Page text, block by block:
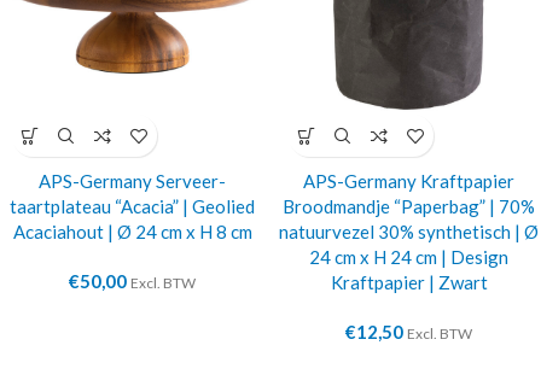
APS-Germany Serveer-
taartplateau “Acacia” | Geolied
Acaciahout | Ø 24 cm x H 8 cm
€50,00 Excl. BTW
APS-Germany Kraftpapier
Broodmandje “Paperbag” | 70%
natuurvezel 30% synthetisch | Ø
24 cm x H 24 cm | Design
Kraftpapier | Zwart
€12,50 Excl. BTW